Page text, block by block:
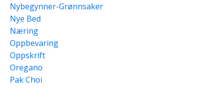
Nybegynner-Grønnsaker
Nye Bed
Næring
Oppbevaring
Oppskrift
Oregano
Pak Choi